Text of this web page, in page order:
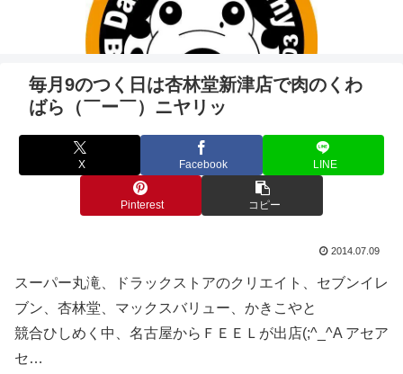
毎月9のつく日は杏林堂新津店で肉のくわ
ばら（￣ー￣）ニヤリッ
X Facebook LINE
Pinterest コピー
2014.07.09
スーパー丸滝、ドラックストアのクリエイト、セブンイレ
ブン、杏林堂、マックスバリュー、かきこやと
競合ひしめく中、名古屋からＦＥＥＬが出店(;^_^A アセア
セ…